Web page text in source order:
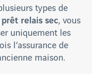
types de
prêt relais sec, vous
uniquement les
l’assurance de
maison.